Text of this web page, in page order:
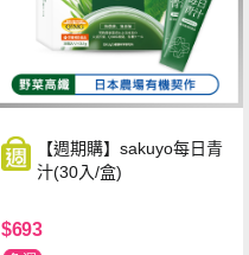
【週期購】sakuyo每日青
汁(30入/盒)
$693